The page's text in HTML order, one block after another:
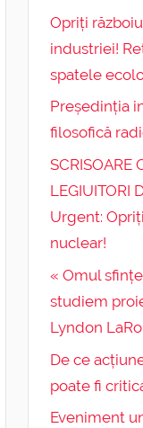
Opriți
industriei!
spatele
Președinția
filosofică
SCRISOARE
LEGIUITORI
Urgent:
nuclear!
« Omul
studiem
Lyndon
De ce
poate fi
Eveniment